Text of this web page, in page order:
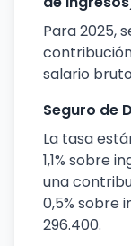
Para 2025,
salario
Seguro de
La tasa
1,1% sobre
una
0,5% sobre
296.400.